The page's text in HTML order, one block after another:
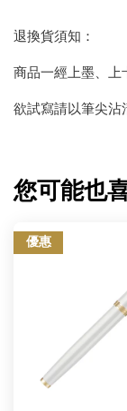
退換貨須知：
商品一經上墨、上
欲試寫請以筆尖沾
您可能也
優惠